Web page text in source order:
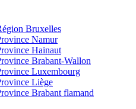
Bruxelles
Namur
Hainaut
Brabant-Wallon
Luxembourg
Liège
Brabant flamand